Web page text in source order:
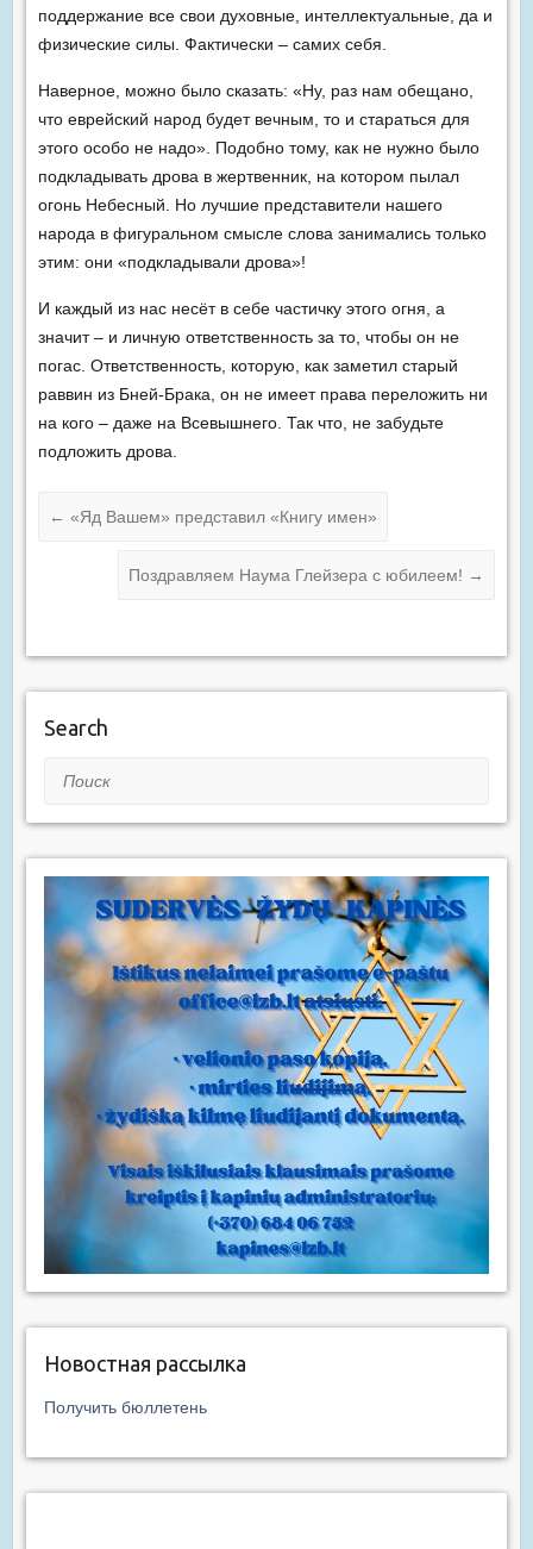
поддержание все свои духовные, интеллектуальные, да и
физические силы. Фактически – самих себя.
Наверное, можно было сказать: «Ну, раз нам обещано,
что еврейский народ будет вечным, то и стараться для
этого особо не надо». Подобно тому, как не нужно было
подкладывать дрова в жертвенник, на котором пылал
огонь Небесный. Но лучшие представители нашего
народа в фигуральном смысле слова занимались только
этим: они «подкладывали дрова»!
И каждый из нас несёт в себе частичку этого огня, а
значит – и личную ответственность за то, чтобы он не
погас. Ответственность, которую, как заметил старый
раввин из Бней-Брака, он не имеет права переложить ни
на кого – даже на Всевышнего. Так что, не забудьте
подложить дрова.
← «Яд Вашем» представил «Книгу имен»
Поздравляем Наума Глейзера с юбилеем! →
Search
Поиск
Новостная рассылка
Получить бюллетень